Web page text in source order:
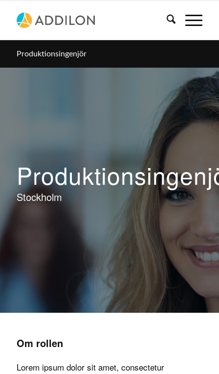
Produktionsingenjör
Stockholm
Om rollen
Lorem ipsum dolor sit amet, consectetur